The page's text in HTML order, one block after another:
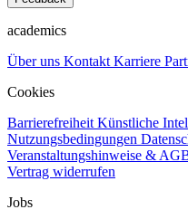
academics
Über uns Kontakt Karriere
Cookies
Barrierefreiheit Künstliche
Nutzungsbedingungen
Veranstaltungshinweise &
Vertrag widerrufen
Jobs